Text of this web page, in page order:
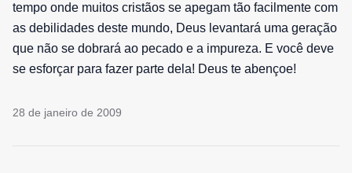
tempo onde muitos cristãos se apegam tão facilmente com
as debilidades deste mundo, Deus levantará uma geração
que não se dobrará ao pecado e a impureza. E você deve
se esforçar para fazer parte dela! Deus te abençoe!
28 de janeiro de 2009